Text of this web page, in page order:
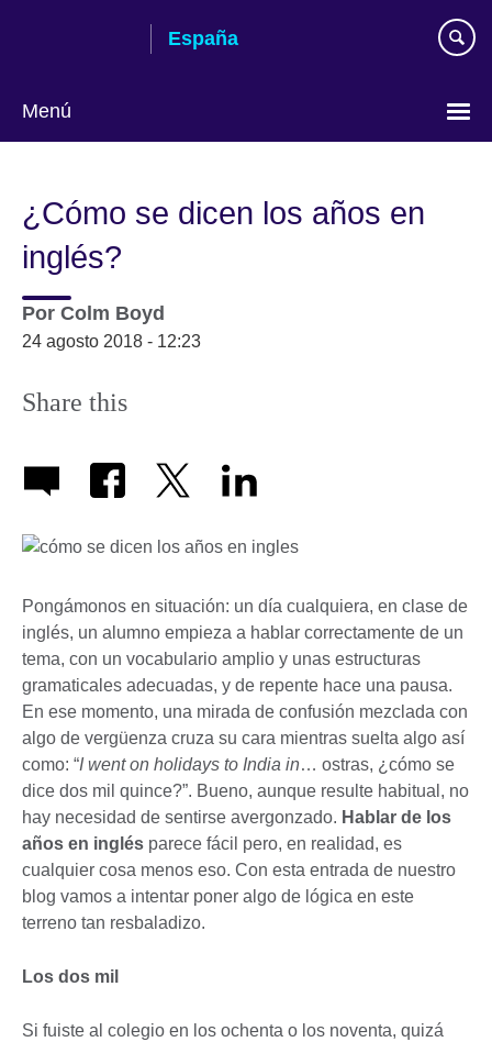
España
Menú
¿Cómo se dicen los años en
inglés?
Por Colm Boyd
24 agosto 2018 - 12:23
Share this
Pongámonos en situación: un día cualquiera, en clase de
inglés, un alumno empieza a hablar correctamente de un
tema, con un vocabulario amplio y unas estructuras
gramaticales adecuadas, y de repente hace una pausa.
En ese momento, una mirada de confusión mezclada con
algo de vergüenza cruza su cara mientras suelta algo así
como: “I went on holidays to India in… ostras, ¿cómo se
dice dos mil quince?”. Bueno, aunque resulte habitual, no
hay necesidad de sentirse avergonzado. Hablar de los
años en inglés parece fácil pero, en realidad, es
cualquier cosa menos eso. Con esta entrada de nuestro
blog vamos a intentar poner algo de lógica en este
terreno tan resbaladizo.
Los dos mil
Si fuiste al colegio en los ochenta o los noventa, quizá